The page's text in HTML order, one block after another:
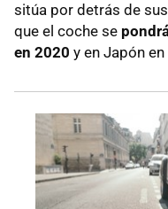
sitúa por detrás de
que el coche se
en 2020 y en Japón en